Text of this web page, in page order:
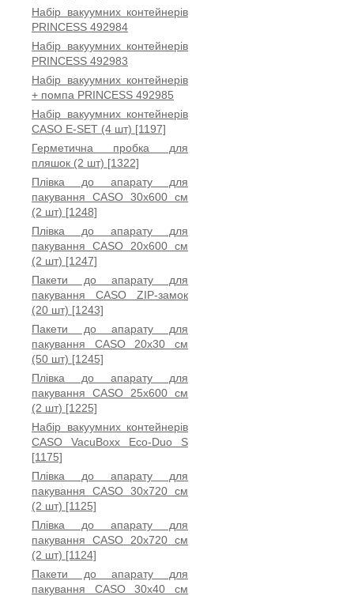
Набір вакуумних контейнерів
PRINCESS 492984
Набір вакуумних контейнерів
PRINCESS 492983
Набір вакуумних контейнерів
+ помпа PRINCESS 492985
Набір вакуумних контейнерів
CASO E-SET (4 шт) [1197]
Герметична пробка для
пляшок (2 шт) [1322]
Плівка до апарату для
пакування CASO 30x600 см
(2 шт) [1248]
Плівка до апарату для
пакування CASO 20x600 см
(2 шт) [1247]
Пакети до апарату для
пакування CASO ZIP-замок
(20 шт) [1243]
Пакети до апарату для
пакування CASO 20x30 см
(50 шт) [1245]
Плівка до апарату для
пакування CASO 25x600 см
(2 шт) [1225]
Набір вакуумних контейнерів
CASO VacuBoxx Eco-Duo S
[1175]
Плівка до апарату для
пакування CASO 30x720 см
(2 шт) [1125]
Плівка до апарату для
пакування CASO 20x720 см
(2 шт) [1124]
Пакети до апарату для
пакування CASO 30x40 см